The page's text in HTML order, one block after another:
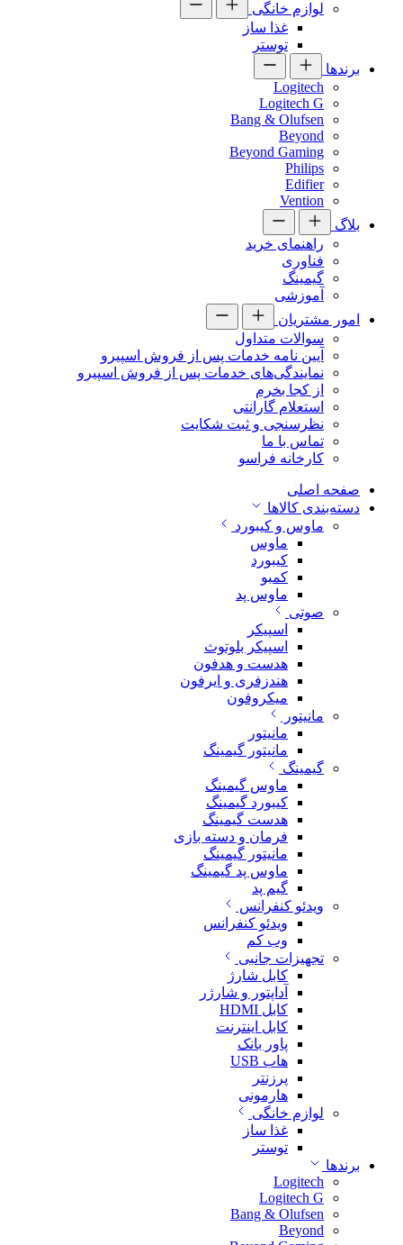
لوازم خانگی
غذا ساز
توستر
برندها
Logitech
Logitech G
Bang & Olufsen
Beyond
Beyond Gaming
Philips
Edifier
Vention
بلاگ
راهنمای خرید
فناوری
گیمینگ
آموزشی
امور مشتریان
سوالات متداول
آیین نامه خدمات پس از فروش اسپیرو
نمایندگی‌های خدمات پس از فروش اسپیرو
از کجا بخرم
استعلام گارانتی
نظرسنجی و ثبت شکایت
تماس با ما
کارخانه فراسو
صفحه اصلی
دسته‌بندی کالاها
ماوس و کیبورد
ماوس
کیبورد
کمبو
ماوس پد
صوتی
اسپیکر
اسپیکر بلوتوث
هدست و هدفون
هندزفری و ایرفون
میکروفون
مانیتور
مانیتور
مانیتور گیمینگ
گیمینگ
ماوس گیمینگ
کیبورد گیمینگ
هدست گیمینگ
فرمان و دسته بازی
مانیتور گیمینگ
ماوس پد گیمینگ
گیم پد
ویدئو کنفرانس
ویدئو کنفرانس
وب کم
تجهیزات جانبی
کابل شارژ
آداپتور و شارژر
کابل HDMI
کابل اینترنت
پاور بانک
هاب USB
پرزنتر
هارمونی
لوازم خانگی
غذا ساز
توستر
برندها
Logitech
Logitech G
Bang & Olufsen
Beyond